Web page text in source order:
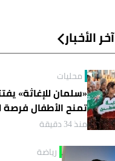
آخر الأخبار
محليات
«سلمان للإغاثة»
تمنح الأطفال
منذ 34 دقيقة
رياضة